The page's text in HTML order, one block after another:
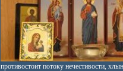
противостоит потоку нечестивости,